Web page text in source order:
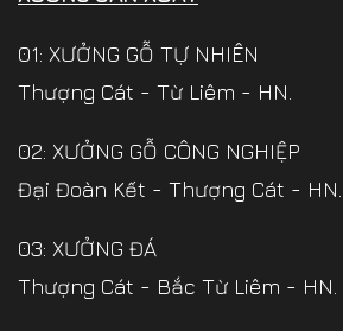
01: XƯỞNG GỖ TỰ NHIÊN
Thượng Cát - Từ Liêm - HN.
02: XƯỞNG GỖ CÔNG NGHIỆP
Đại Đoàn Kết - Thượng Cát - HN.
03: XƯỞNG ĐÁ
Thượng Cát - Bắc Từ Liêm - HN.